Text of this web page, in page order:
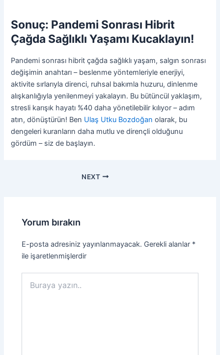
Sonuç: Pandemi Sonrası Hibrit
Çağda Sağlıklı Yaşamı Kucaklayın!
Pandemi sonrası hibrit çağda sağlıklı yaşam, salgın sonrası
değişimin anahtarı – beslenme yöntemleriyle enerjiyi,
aktivite sırlarıyla direnci, ruhsal bakımla huzuru, dinlenme
alışkanlığıyla yenilenmeyi yakalayın. Bu bütüncül yaklaşım,
stresli karışık hayatı %40 daha yönetilebilir kılıyor – adım
atın, dönüştürün! Ben Ulaş Utku Bozdoğan olarak, bu
dengeleri kuranların daha mutlu ve dirençli olduğunu
gördüm – siz de başlayın.
NEXT
Yorum bırakın
E-posta adresiniz yayınlanmayacak. Gerekli alanlar *
ile işaretlenmişlerdir
yazın..